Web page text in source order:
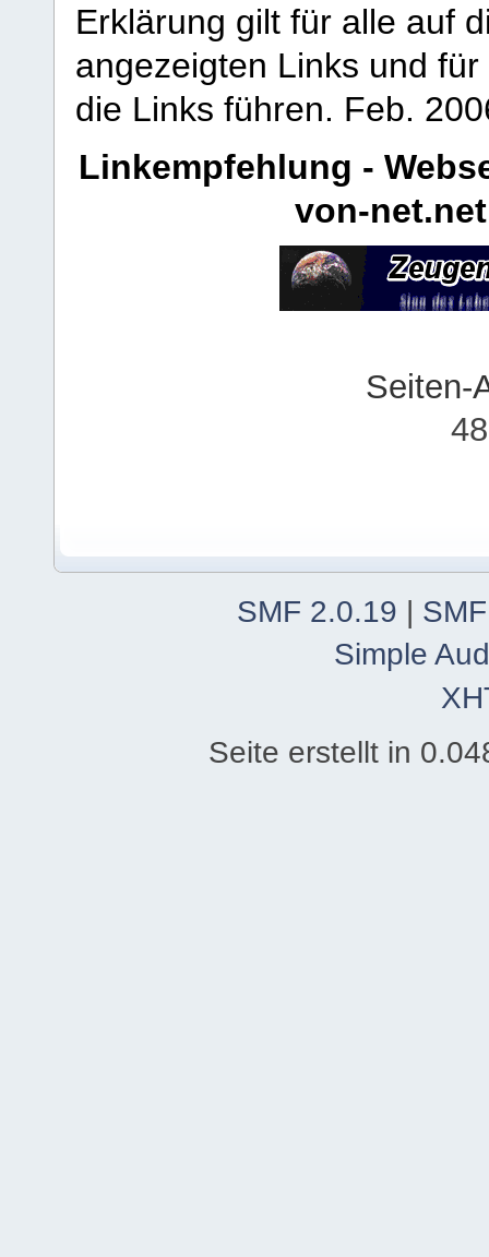
Erklärung gilt für alle auf
angezeigten Links und
die Links führen. Feb.
Linkempfehlung -
von-net.net
Seiten-
SMF 2.0.19 |
Simple
Seite erstellt in